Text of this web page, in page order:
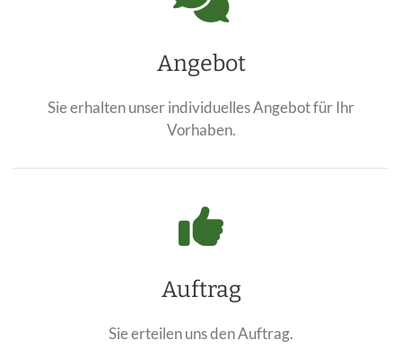
Angebot
Sie erhalten unser individuelles Angebot für Ihr
Vorhaben.
Auftrag
Sie erteilen uns den Auftrag.